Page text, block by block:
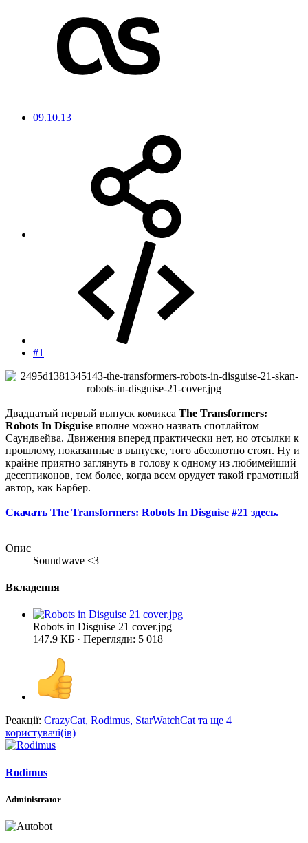
09.10.13
#1
Двадцатый первый выпуск комикса The Transformers:
Robots In Disguise вполне можно назвать спотлайтом
Саундвейва. Движения вперед практически нет, но отсылки к
прошлому, показанные в выпуске, того абсолютно стоят. Ну и
крайне приятно заглянуть в голову к одному из любимейший
деcептиконов, тем более, когда всем орудует такой грамотный
автор, как Барбер.
Скачать The Transformers: Robots In Disguise #21 здесь.
Опис
Soundwave <3
Вкладення
Robots in Disguise 21 cover.jpg
147.9 КБ · Перегляди: 5 018
Реакції: CrazyCat, Rodimus, StarWatchCatта ще 4
користувачі(ів)
Rodimus
Administrator